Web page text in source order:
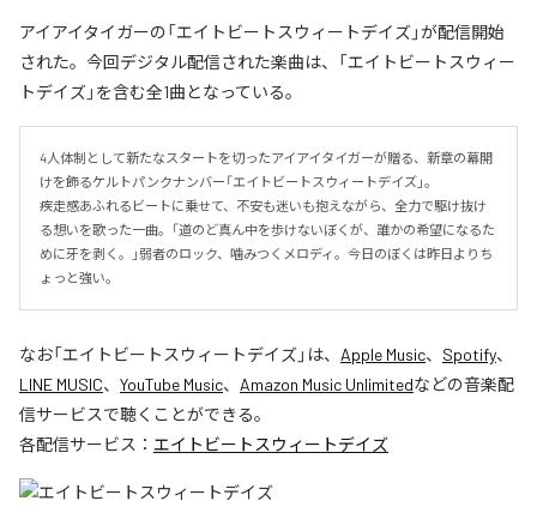
アイアイタイガーの「エイトビートスウィートデイズ」が配信開始
された。今回デジタル配信された楽曲は、「エイトビートスウィー
トデイズ」を含む全1曲となっている。
4人体制として新たなスタートを切ったアイアイタイガーが贈る、新章の幕開
けを飾るケルトパンクナンバー「エイトビートスウィートデイズ」。
疾走感あふれるビートに乗せて、不安も迷いも抱えながら、全力で駆け抜け
る想いを歌った一曲。「道のど真ん中を歩けないぼくが、誰かの希望になるた
めに牙を剥く。」弱者のロック、噛みつくメロディ。今日のぼくは昨日よりち
ょっと強い。
なお「エイトビートスウィートデイズ」は、 Apple Music、 Spotify、
LINE MUSIC、 YouTube Music、 Amazon Music Unlimitedなどの音楽配
信サービスで聴くことができる。
各配信サービス： エイトビートスウィートデイズ